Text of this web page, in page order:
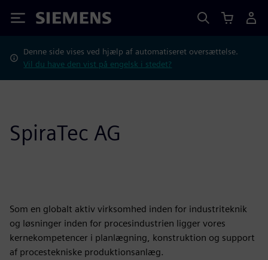
Siemens
Denne side vises ved hjælp af automatiseret oversættelse.
Vil du have den vist på engelsk i stedet?
SpiraTec AG
Som en globalt aktiv virksomhed inden for industriteknik
og løsninger inden for procesindustrien ligger vores
kernekompetencer i planlægning, konstruktion og support
af procestekniske produktionsanlæg.